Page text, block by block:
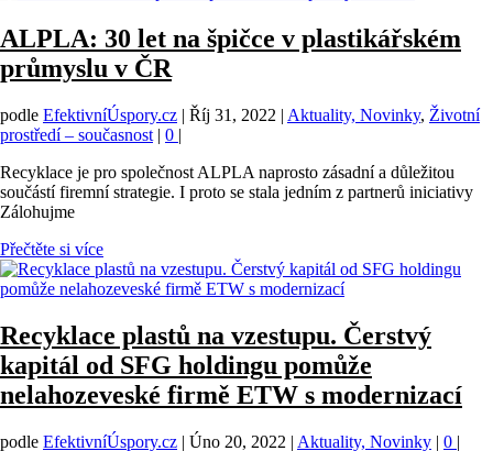
ALPLA: 30 let na špičce v plastikářském
průmyslu v ČR
podle EfektivníÚspory.cz | Říj 31, 2022 | Aktuality, Novinky, Životní
prostředí – současnost | 0 |
Recyklace je pro společnost ALPLA naprosto zásadní a důležitou
součástí firemní strategie. I proto se stala jedním z partnerů iniciativy
Zálohujme
Přečtěte si více
Recyklace plastů na vzestupu. Čerstvý
kapitál od SFG holdingu pomůže
nelahozeveské firmě ETW s modernizací
podle EfektivníÚspory.cz | Úno 20, 2022 | Aktuality, Novinky | 0 |